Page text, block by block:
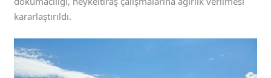
kararlaştırıldı.